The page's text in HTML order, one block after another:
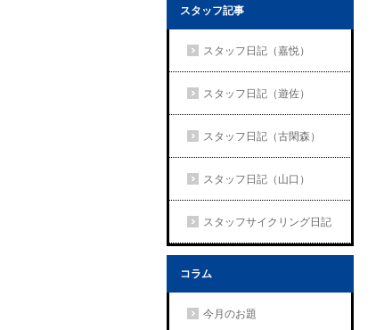
スタッフ記事
スタッフ日記（嘉悦）
スタッフ日記（遊佐）
スタッフ日記（古閑森）
スタッフ日記（山口）
スタッフサイクリング日記
コラム
今月のお題